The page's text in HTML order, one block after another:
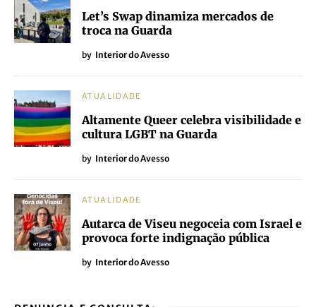
Let’s Swap dinamiza mercados de
troca na Guarda
by Interior do Avesso
ATUALIDADE
Altamente Queer celebra visibilidade e
cultura LGBT na Guarda
by Interior do Avesso
ATUALIDADE
Autarca de Viseu negoceia com Israel e
provoca forte indignação pública
by Interior do Avesso